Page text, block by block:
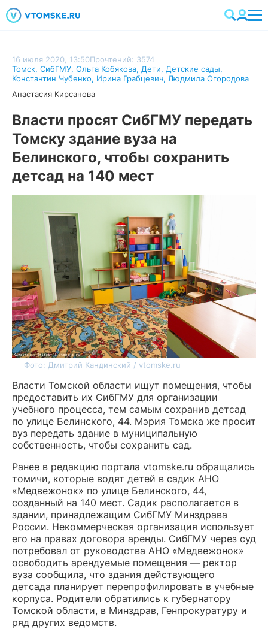
16 июля 2020, 13:50Прочтений: 3574
Томск, СибГМУ, Ольга Кобякова, Дети, Детские сады,
Константин Чубенко, Ирина Грабцевич, Людмила Огородова
Анастасия Кирсанова
Власти просят СибГМУ передать
Томску здание вуза на
Белинского, чтобы сохранить
детсад на 140 мест
Фото: Дмитрий Кандинский / vtomske.ru
Власти Томской области ищут помещения, чтобы
предоставить их СибГМУ для организации
учебного процесса, тем самым сохранив детсад
по улице Белинского, 44. Мэрия Томска же просит
вуз передать здание в муниципальную
собственность, чтобы сохранить сад.
Ранее в редакцию портала vtomske.ru обращались
томичи, которые водят детей в садик АНО
«Медвежонок» по улице Белинского, 44,
созданный на 140 мест. Садик располагается в
здании, принадлежащим СибГМУ Минздрава
России. Некоммерческая организация использует
его на правах договора аренды. СибГМУ через суд
потребовал от руководства АНО «Медвежонок»
освободить арендуемые помещения — ректор
вуза сообщила, что здания действующего
детсада планирует перепрофилировать в учебные
корпуса. Родители обратились к губернатору
Томской области, в Минздрав, Генпрокуратуру и
ряд других ведомств.